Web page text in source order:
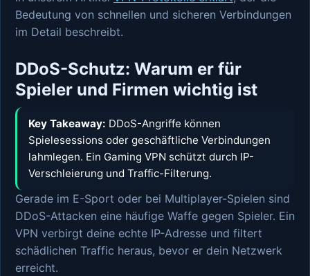
Bedeutung von schnellen und sicheren Verbindungen
im Detail beschreibt.
DDoS-Schutz: Warum er für
Spieler und Firmen wichtig ist
Key Takeaway: DDoS-Angriffe können
Spielesessions oder geschäftliche Verbindungen
lahmlegen. Ein Gaming VPN schützt durch IP-
Verschleierung und Traffic-Filterung.
Gerade im E-Sport oder bei Multiplayer-Spielen sind
DDoS-Attacken eine häufige Waffe gegen Spieler. Ein
VPN verbirgt deine echte IP-Adresse und filtert
schädlichen Traffic heraus, bevor er dein Netzwerk
erreicht.